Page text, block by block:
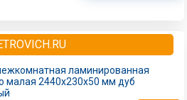
ламинированная
малая 2440х230х50 мм дуб